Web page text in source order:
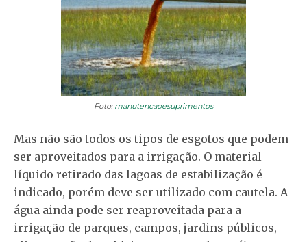
Foto: manutencaoesuprimentos
Mas não são todos os tipos de esgotos que podem
ser aproveitados para a irrigação. O material
líquido retirado das lagoas de estabilização é
indicado, porém deve ser utilizado com cautela. A
água ainda pode ser reaproveitada para a
irrigação de parques, campos, jardins públicos,